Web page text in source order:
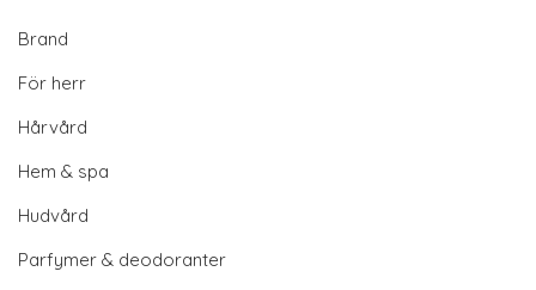
Brand
För herr
Hårvård
Hem & spa
Hudvård
Parfymer & deodoranter